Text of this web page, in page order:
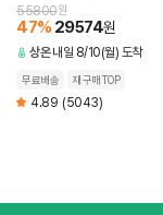
47% 29574원
55800원
상온 내일 8/10(월) 도착
무료배송 재구매TOP
4.89 (5043)